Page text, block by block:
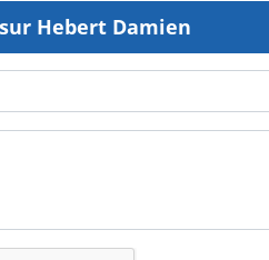
Hebert Damien